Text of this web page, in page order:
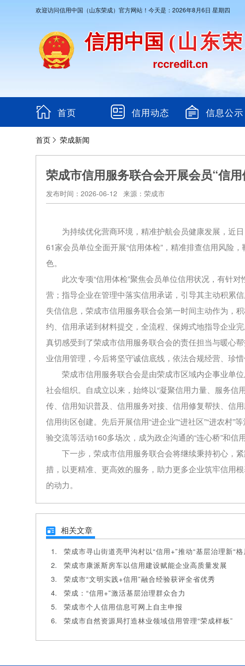
欢迎访问信用中国（山东荣成）官方网站！今天是：2026年8月6日 星期四
信用中国 (山东
rccredit.cn
首页 信用动态 信息公示
首页 荣成新闻
荣成市信用服务联合会开展会员“信
发布时间：2026-06-12 来源：荣成市
为持续优化营商环境，精准护航会员健康发展，近
61家会员单位全面开展“信用体检”，精准排查信用风险
色。
此次专项“信用体检”聚焦会员单位信用状况，有针
营；指导企业在管理中落实信用承诺，引导其主动积累
失信信息，荣成市信用服务联合会第一时间主动作为，
约、信用承诺到材料提交，全流程、保姆式地指导企业
真切感受到了荣成市信用服务联合会的责任担当与暖心
业信用管理，今后将坚守诚信底线，依法合规经营、珍
荣成市信用服务联合会是由荣成市区域内企事业单
社会组织。自成立以来，始终以“凝聚信用力量、服务信
传、信用知识普及、信用服务对接、信用修复帮扶、信
信用街区创建。先后开展信用“进企业”“进社区”“进农村
验交流等活动160多场次，成为政企沟通的“连心桥”和信
下一步，荣成市信用服务联合会将继续秉持初心，
措，以更精准、更高效的服务，助力更多企业筑牢信用
的动力。
相关文章
荣成市寻山街道亮甲沟村以“信用+”推动“基层治理新“格
荣成市康派斯房车以信用建设赋能企业高质量发展
荣成市“文明实践+信用”融合经验获评全省优秀
荣成：“信用+”激活基层治理群众合力
荣成市个人信用信息可网上自主申报
荣成市自然资源局打造林业领域信用管理“荣成样板”